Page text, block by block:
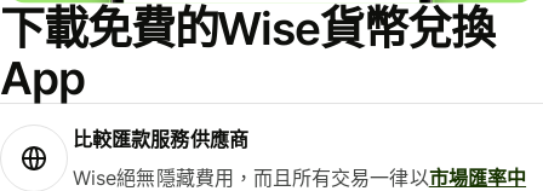
下載免費的Wise貨幣兌換
App
比較匯款服務供應商
Wise絕無隱藏費用，而且所有交易一律以市場匯率中